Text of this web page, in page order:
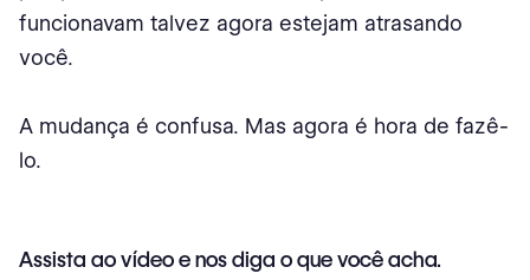
funcionavam talvez agora estejam atrasando
você.
A mudança é confusa. Mas agora é hora de fazê-
lo.
Assista ao vídeo e nos diga o que você acha.